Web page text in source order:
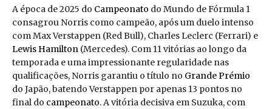
A época de 2025 do Campeonato do Mundo de Fórmula 1
consagrou Norris como campeão, após um duelo intenso
com Max Verstappen (Red Bull), Charles Leclerc (Ferrari) e
Lewis Hamilton (Mercedes). Com 11 vitórias ao longo da
temporada e uma impressionante regularidade nas
qualificações, Norris garantiu o título no Grande Prémio
do Japão, batendo Verstappen por apenas 13 pontos no
final do campeonato. A vitória decisiva em Suzuka, com